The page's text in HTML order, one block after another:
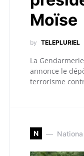
Moïse
by TELEPLURIEL
La
annonce le
terrorisme
N